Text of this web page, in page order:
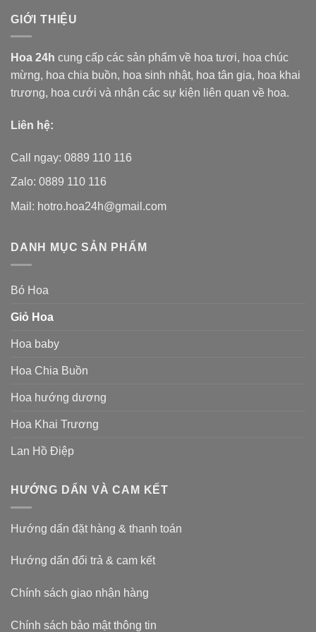
GIỚI THIỆU
Hoa 24h cung cấp các sản phẩm về hoa tươi, hoa chúc
mừng, hoa chia buồn, hoa sinh nhật, hoa tân gia, hoa khai
trương, hoa cưới và nhận các sự kiện liên quan về hoa.
Liên hệ:
Call ngay: 0889 110 116
Zalo: 0889 110 116
Mail: hotro.hoa24h@gmail.com
DANH MỤC SẢN PHẨM
Bó Hoa
Giỏ Hoa
Hoa baby
Hoa Chia Buồn
Hoa hướng dương
Hoa Khai Trương
Lan Hồ Điệp
HƯỚNG DẨN VÀ CAM KẾT
Hướng dẩn đặt hàng & thanh toán
Hướng dẩn đổi trả & cam kết
Chính sách giao nhận hàng
Chính sách bảo mật thông tin